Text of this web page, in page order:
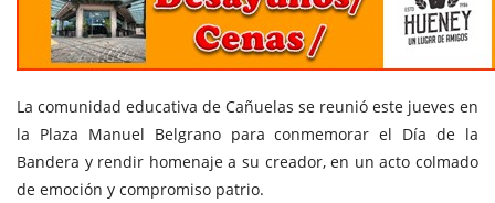
La comunidad educativa de Cañuelas se reunió este jueves en
la Plaza Manuel Belgrano para conmemorar el Día de la
Bandera y rendir homenaje a su creador, en un acto colmado
de emoción y compromiso patrio.